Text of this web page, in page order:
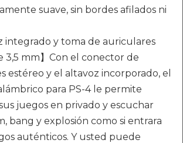
suave, sin bordes afilados ni
integrado y toma de auriculares
3,5 mm】Con el conector de
estéreo y el altavoz incorporado, el
para PS-4 le permite
juegos en privado y escuchar
bang y explosión como si entrara
auténticos. Y usted puede